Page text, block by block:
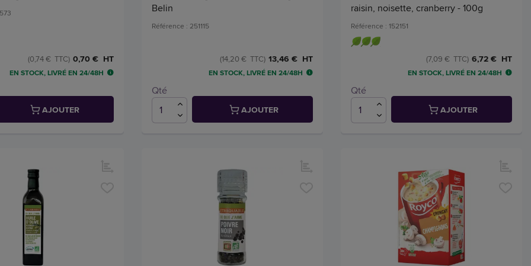
0,70 € HT
(0,74 € TTC)
EN STOCK, LIVRÉ EN 24/48H
AJOUTER
Belin
Référence : 251115
13,46 € HT
(14,20 € TTC)
EN STOCK, LIVRÉ EN 24/48H
Qté
AJOUTER
raisin, noisette, cranberry - 100g
Référence : 152151
6,72 € HT
(7,09 € TTC)
EN STOCK, LIVRÉ EN 24/48H
Qté
AJOUTER